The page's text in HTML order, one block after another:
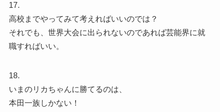
17.
高校までやってみて考えればいいのでは？
それでも、世界大会に出られないのであれば芸能界に就
職すればいい。
18.
いまのリカちゃんに勝てるのは、
本田一族しかない！